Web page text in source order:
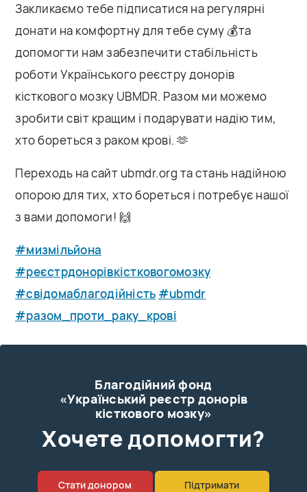
Закликаємо тебе підписатися на регулярні
донати на комфортну для тебе суму 💰та
допомогти нам забезпечити стабільність
роботи Українського реєстру донорів
кісткового мозку UBMDR. Разом ми можемо
зробити світ кращим і подарувати надію тим,
хто бореться з раком крові. 🫶
Переходь на сайт ubmdr.org та стань надійною
опорою для тих, хто бореться і потребує нашої
з вами допомоги! 🙌
#мизмільйона
#реєстрдонорівкістковогомозку
#свідомаблагодійність #ubmdr
#разом_проти_раку_крові
Благодійний фонд
«Український реєстр донорів
кісткового мозку»
Xочете допомогти?
Стати донором Підтримати